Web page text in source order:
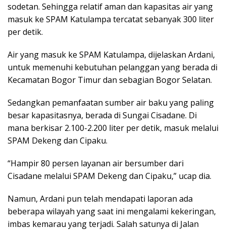
sodetan. Sehingga relatif aman dan kapasitas air yang
masuk ke SPAM Katulampa tercatat sebanyak 300 liter
per detik.
Air yang masuk ke SPAM Katulampa, dijelaskan Ardani,
untuk memenuhi kebutuhan pelanggan yang berada di
Kecamatan Bogor Timur dan sebagian Bogor Selatan.
Sedangkan pemanfaatan sumber air baku yang paling
besar kapasitasnya, berada di Sungai Cisadane. Di
mana berkisar 2.100-2.200 liter per detik, masuk melalui
SPAM Dekeng dan Cipaku.
“Hampir 80 persen layanan air bersumber dari
Cisadane melalui SPAM Dekeng dan Cipaku,” ucap dia.
Namun, Ardani pun telah mendapati laporan ada
beberapa wilayah yang saat ini mengalami kekeringan,
imbas kemarau yang terjadi. Salah satunya di Jalan